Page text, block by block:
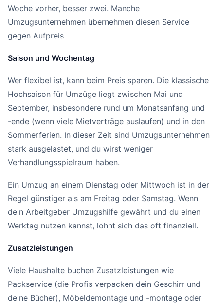
Woche vorher, besser zwei. Manche
Umzugsunternehmen übernehmen diesen Service
gegen Aufpreis.
Saison und Wochentag
Wer flexibel ist, kann beim Preis sparen. Die klassische
Hochsaison für Umzüge liegt zwischen Mai und
September, insbesondere rund um Monatsanfang und
-ende (wenn viele Mietverträge auslaufen) und in den
Sommerferien. In dieser Zeit sind Umzugsunternehmen
stark ausgelastet, und du wirst weniger
Verhandlungsspielraum haben.
Ein Umzug an einem Dienstag oder Mittwoch ist in der
Regel günstiger als am Freitag oder Samstag. Wenn
dein Arbeitgeber Umzugshilfe gewährt und du einen
Werktag nutzen kannst, lohnt sich das oft finanziell.
Zusatzleistungen
Viele Haushalte buchen Zusatzleistungen wie
Packservice (die Profis verpacken dein Geschirr und
deine Bücher), Möbeldemontage und -montage oder